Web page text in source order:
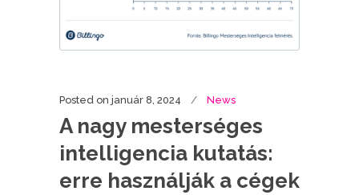
Posted on január 8, 2024 News
A nagy mesterséges
intelligencia kutatás:
erre használják a cégek